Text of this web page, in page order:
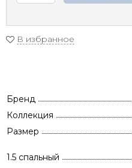
В избранное
Бренд
Коллекция
Размер
1.5 спальный